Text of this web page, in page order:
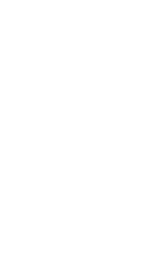
樂比賽